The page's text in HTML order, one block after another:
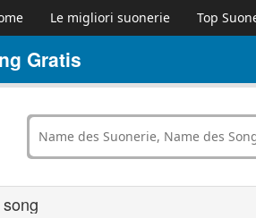
Le migliori suonerie Top
Gratis